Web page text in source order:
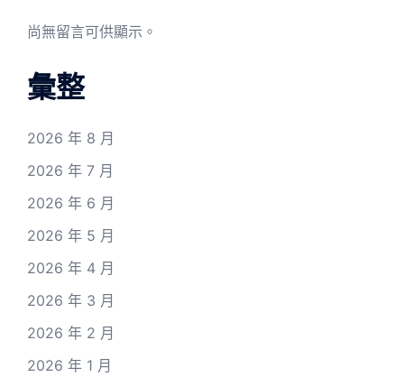
尚無留言可供顯示。
彙整
2026 年 8 月
2026 年 7 月
2026 年 6 月
2026 年 5 月
2026 年 4 月
2026 年 3 月
2026 年 2 月
2026 年 1 月